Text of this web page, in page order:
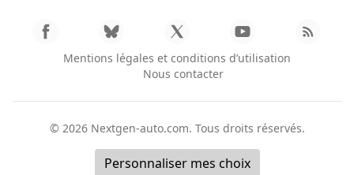
Mentions légales et conditions d’utilisation
Nous contacter
© 2026 Nextgen-auto.com. Tous droits réservés.
Personnaliser mes choix